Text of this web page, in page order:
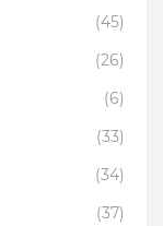
(45)
(26)
(6)
(33)
(34)
(37)